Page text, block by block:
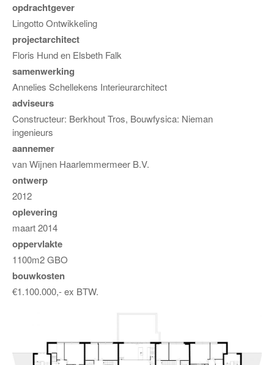
opdrachtgever
Lingotto Ontwikkeling
projectarchitect
Floris Hund en Elsbeth Falk
samenwerking
Annelies Schellekens Interieurarchitect
adviseurs
Constructeur: Berkhout Tros, Bouwfysica: Nieman
ingenieurs
aannemer
van Wijnen Haarlemmermeer B.V.
ontwerp
2012
oplevering
maart 2014
oppervlakte
1100m2 GBO
bouwkosten
€1.100.000,- ex BTW.